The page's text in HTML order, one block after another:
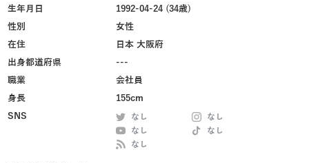
生年月日
1992-04-24 (34歳)
性別
女性
在住
日本 大阪府
出身都道府県
---
職業
会社員
身長
155cm
SNS
なし
なし
なし
なし
なし